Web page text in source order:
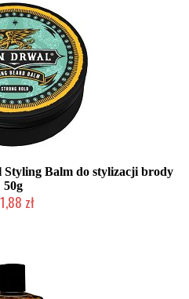
Balm do stylizacji brody
50g
zł